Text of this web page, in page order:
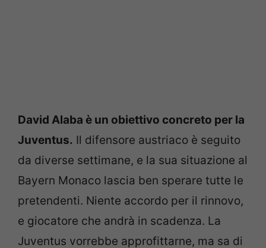
David Alaba è un obiettivo concreto per la
Juventus. Il difensore austriaco è seguito
da diverse settimane, e la sua situazione al
Bayern Monaco lascia ben sperare tutte le
pretendenti. Niente accordo per il rinnovo,
e giocatore che andrà in scadenza. La
Juventus vorrebbe approfittarne, ma sa di